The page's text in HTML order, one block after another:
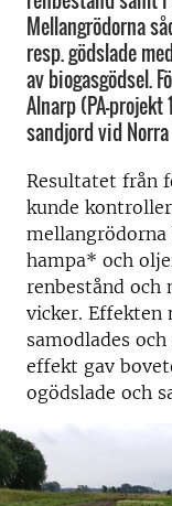
Mellangrödorna
resp. gödslade
av biogasgödsel.
Alnarp (PA-
sandjord vid
Resultatet från
kunde
hampa* och
renbestånd och
vicker. Effekten
samodlades
effekt gav
ogödslade och